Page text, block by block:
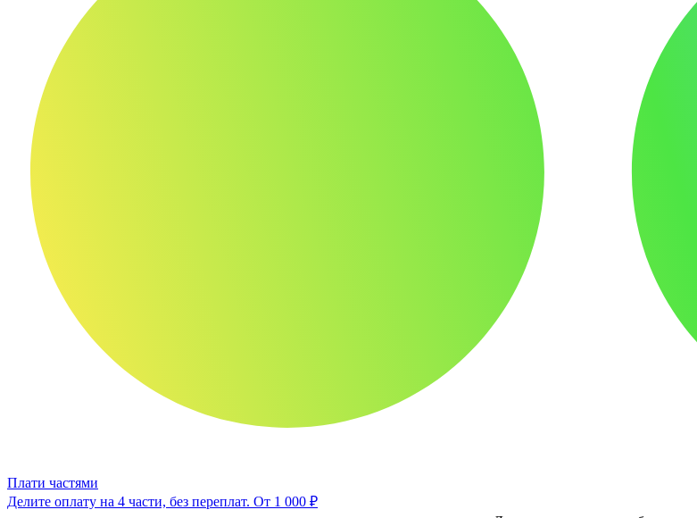
Плати частями
Делите оплату на 4 части, без переплат. От 1 000 ₽